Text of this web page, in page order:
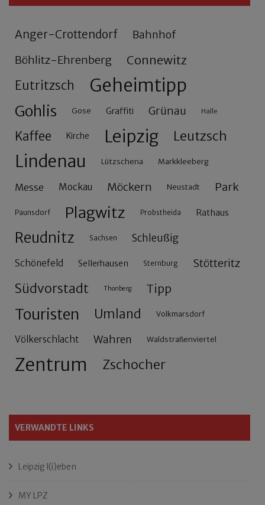
Anger-Crottendorf Bahnhof
Böhlitz-Ehrenberg Connewitz
Eutritzsch Geheimtipp
Gohlis Gose Graffiti Grünau Halle
Kaffee Kirche Leipzig Leutzsch
Lindenau Lützschena Markkleeberg
Messe Mockau Möckern Neustadt Park
Paunsdorf Plagwitz Probstheida Rathaus
Reudnitz Sachsen Schleußig
Schönefeld Sellerhausen Sternburg Stötteritz
Südvorstadt Thonberg Tipp
Touristen Umland Volkmarsdorf
Völkerschlacht Wahren Waldstraßenviertel
Zentrum Zschocher
VERWANDTE LINKS
Leipzig l(i)eben
MY LPZ